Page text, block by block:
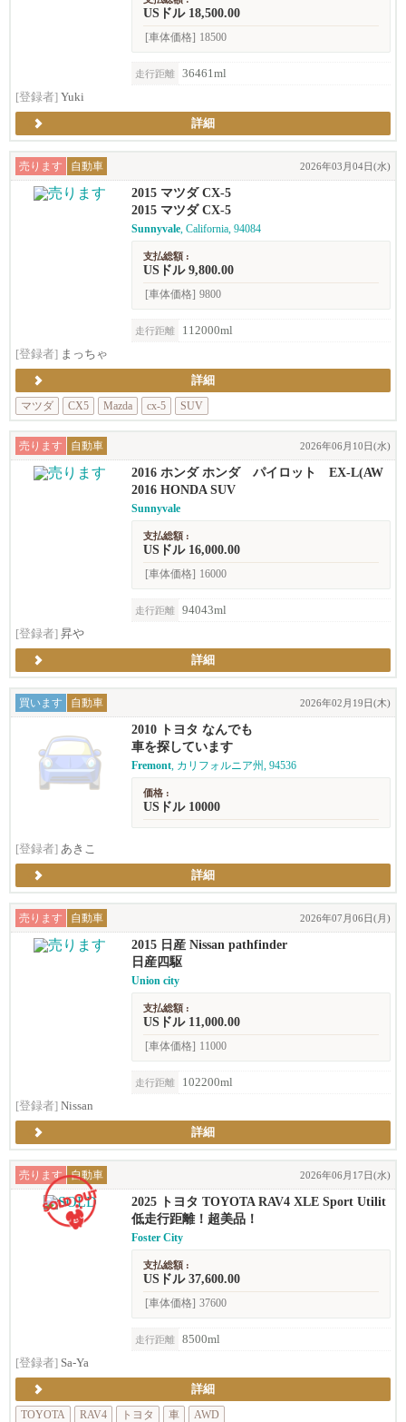
USドル 18,500.00
[車体価格] 18500
走行距離
36461ml
[登録者] Yuki
詳細
売ります 自動車 2026年03月04日(水)
2015 マツダ CX-5
2015 マツダ CX-5
Sunnyvale, California, 94084
支払総額 :
USドル 9,800.00
[車体価格] 9800
走行距離
112000ml
[登録者] まっちゃ
詳細
マツダ
CX5 Mazda cx-5 SUV
売ります 自動車 2026年06月10日(水)
2016 ホンダ ホンダ パイロット EX-L(AW
D)
2016 HONDA SUV
Sunnyvale
支払総額 :
USドル 16,000.00
[車体価格] 16000
走行距離
94043ml
[登録者] 昇や
詳細
買います 自動車 2026年02月19日(木)
2010 トヨタ なんでも
車を探しています
Fremont, カリフォルニア州, 94536
価格 :
USドル 10000
[登録者] あきこ
詳細
売ります 自動車 2026年07月06日(月)
2015 日産 Nissan pathfinder
日産四駆
Union city
支払総額 :
USドル 11,000.00
[車体価格] 11000
走行距離
102200ml
[登録者] Nissan
詳細
売ります 自動車 2026年06月17日(水)
2025 トヨタ TOYOTA RAV4 XLE Sport Utilit
y 4D
低走行距離！超美品！
Foster City
支払総額 :
USドル 37,600.00
[車体価格] 37600
走行距離
8500ml
[登録者] Sa-Ya
詳細
TOYOTA
RAV4 トヨタ 車 AWD